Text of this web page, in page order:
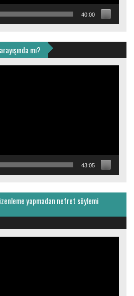
40:00
mı?
43:05
yapmadan nefret söylemi